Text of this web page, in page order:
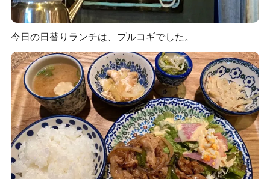
今日の日替りランチは、プルコギでした。